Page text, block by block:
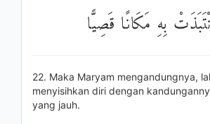
بِهِ مَكَانًا قَصِيًّا
22. Maka Maryam mengandungnya,
menyisihkan diri dengan
yang jauh.